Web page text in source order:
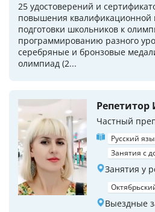
25 удостоверений и
повышения
подготовки школьников к
программированию разного
серебряные и бронзовые
олимпиад (2...
Частный
Русский
Занятия с
Занятия у
Выездные